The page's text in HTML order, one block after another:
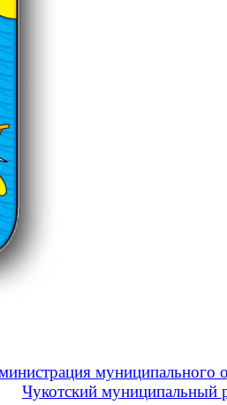
муниципального
Чукотский муниципальный